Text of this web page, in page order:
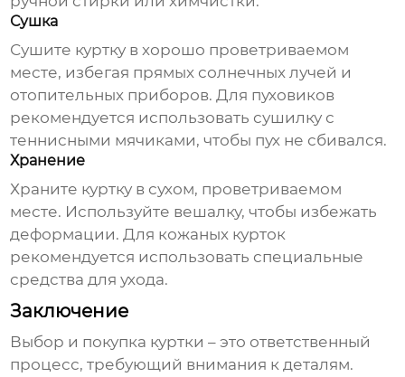
Сушка
Сушите куртку в хорошо проветриваемом
месте, избегая прямых солнечных лучей и
отопительных приборов. Для пуховиков
рекомендуется использовать сушилку с
теннисными мячиками, чтобы пух не сбивался.
Хранение
Храните куртку в сухом, проветриваемом
месте. Используйте вешалку, чтобы избежать
деформации. Для кожаных курток
рекомендуется использовать специальные
средства для ухода.
Заключение
Выбор и покупка куртки – это ответственный
процесс, требующий внимания к деталям.